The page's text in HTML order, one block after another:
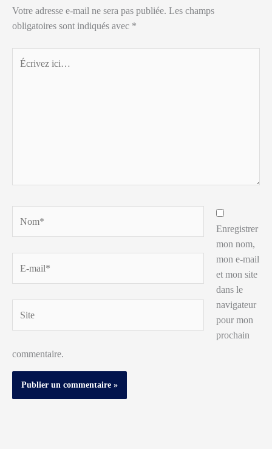
Votre adresse e-mail ne sera pas publiée. Les champs
obligatoires sont indiqués avec *
ici…
mail*
Enregistrer
mon nom,
mon e-mail
et mon site
dans le
navigateur
pour mon
prochain
commentaire.